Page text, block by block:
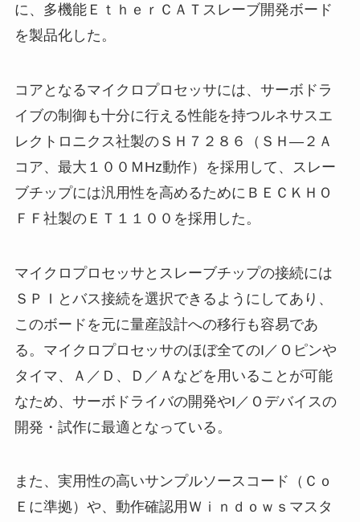
に、多機能ＥｔｈｅｒＣＡＴスレーブ開発ボード
を製品化した。
コアとなるマイクロプロセッサには、サーボドラ
イブの制御も十分に行える性能を持つルネサスエ
レクトロニクス社製のＳＨ７２８６（ＳＨ―２Ａ
コア、最大１００ＭHz動作）を採用して、スレー
ブチップには汎用性を高めるためにＢＥＣＫＨＯ
ＦＦ社製のＥＴ１１００を採用した。
マイクロプロセッサとスレーブチップの接続には
ＳＰＩとバス接続を選択できるようにしてあり、
このボードを元に量産設計への移行も容易であ
る。マイクロプロセッサのほぼ全てのI／Ｏピンや
タイマ、Ａ／Ｄ、Ｄ／Ａなどを用いることが可能
なため、サーボドライバの開発やI／Ｏデバイスの
開発・試作に最適となっている。
また、実用性の高いサンプルソースコード（Ｃｏ
Ｅに準拠）や、動作確認用Ｗｉｎｄｏｗｓマスタ